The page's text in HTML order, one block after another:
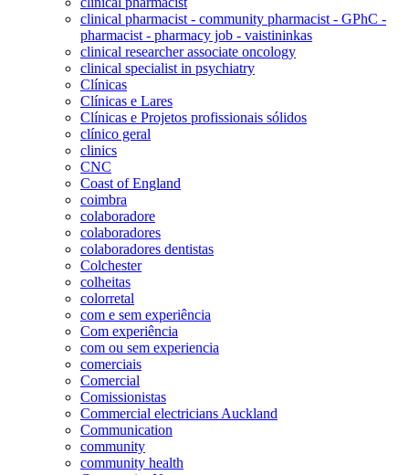
clinical pharmacist - community pharmacist - GPhC -
pharmacist - pharmacy job - vaistininkas
clinical researcher associate oncology
clinical specialist in psychiatry
Clínicas
Clínicas e Lares
Clínicas e Projetos profissionais sólidos
clínico geral
clinics
CNC
Coast of England
coimbra
colaboradore
colaboradores
colaboradores dentistas
Colchester
colheitas
colorretal
com e sem experiência
Com experiência
com ou sem experiencia
comerciais
Comercial
Comissionistas
Commercial electricians Auckland
Communication
community
community health